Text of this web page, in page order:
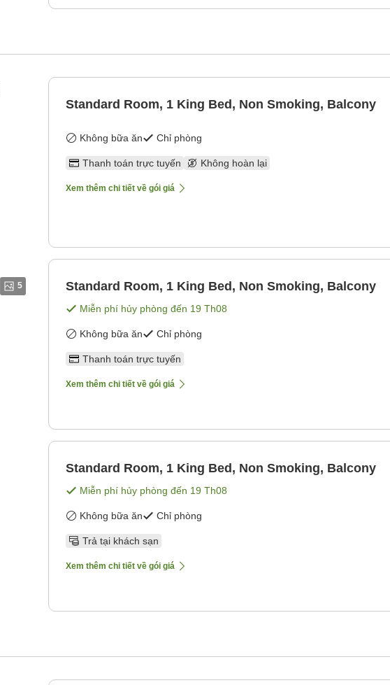
5
Standard Room, 1 King Bed, Non Smoking, Balcony
Không bữa ăn Chỉ phòng
Thanh toán trực tuyến Không hoàn lại
Xem thêm chi tiết về gói giá
Standard Room, 1 King Bed, Non Smoking, Balcony
Miễn phí hủy phòng đến 19 Th08
Không bữa ăn Chỉ phòng
Thanh toán trực tuyến
Xem thêm chi tiết về gói giá
Standard Room, 1 King Bed, Non Smoking, Balcony
Miễn phí hủy phòng đến 19 Th08
Không bữa ăn Chỉ phòng
Trả tại khách sạn
Xem thêm chi tiết về gói giá